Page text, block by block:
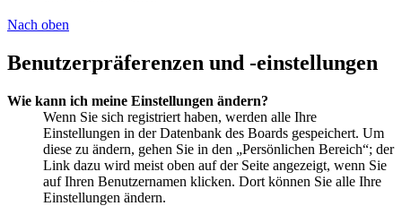
Nach oben
Benutzerpräferenzen und -einstellungen
Wie kann ich meine Einstellungen ändern?
Wenn Sie sich registriert haben, werden alle Ihre
Einstellungen in der Datenbank des Boards gespeichert. Um
diese zu ändern, gehen Sie in den „Persönlichen Bereich“; der
Link dazu wird meist oben auf der Seite angezeigt, wenn Sie
auf Ihren Benutzernamen klicken. Dort können Sie alle Ihre
Einstellungen ändern.